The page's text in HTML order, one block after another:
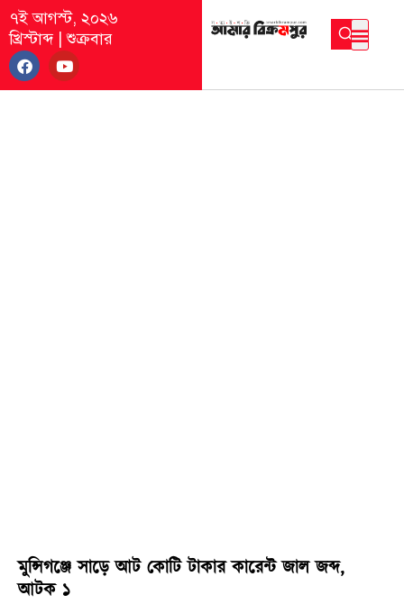
৭ই আগস্ট, ২০২৬
খ্রিস্টাব্দ|শুক্রবার
মুন্সিগঞ্জে সাড়ে আট কোটি টাকার কারেন্ট জাল জব্দ,
আটক ১